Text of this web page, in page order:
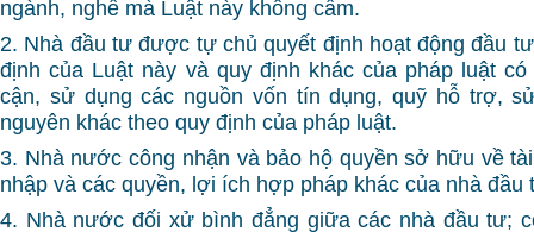
ngành, nghề mà Luật này không cấm.
2. Nhà đầu tư được tự chủ quyết định hoạt động đầu
định của Luật này và quy định khác của pháp luật
cận, sử dụng các nguồn vốn tín dụng, quỹ hỗ trợ,
nguyên khác theo quy định của pháp luật.
3. Nhà nước công nhận và bảo hộ quyền sở hữu về
nhập và các quyền, lợi ích hợp pháp khác của nhà đầu
4. Nhà nước đối xử bình đẳng giữa các nhà đầu tư;